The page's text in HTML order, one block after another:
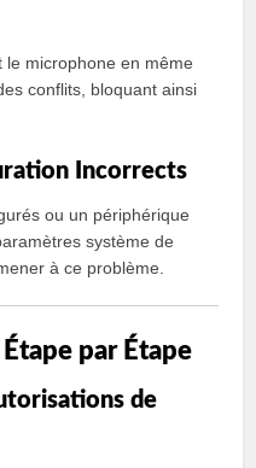
le microphone en même
conflits, bloquant ainsi
Incorrects
ou un périphérique
système de
à ce problème.
par Étape
de